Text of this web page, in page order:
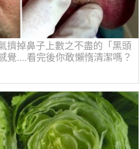
擠掉鼻子上數之不盡的「黑頭
覺....看完後你敢懶惰清潔嗎？